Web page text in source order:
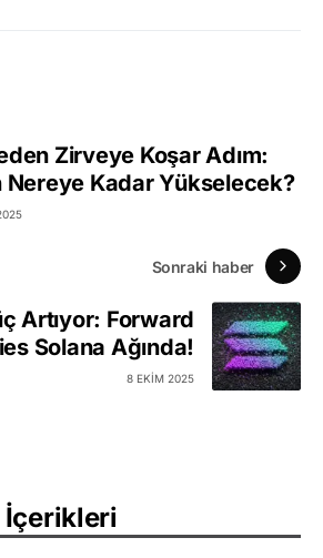
Zirveye Koşar Adım:
Nereye Kadar Yükselecek?
Sonraki haber
Artıyor: Forward
Solana Ağında!
8 EKIM 2025
İçerikleri